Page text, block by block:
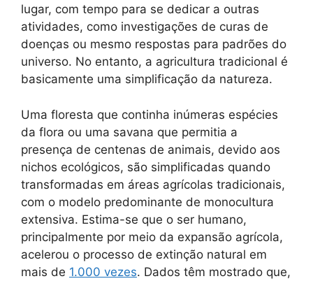
lugar, com tempo para se dedicar a outras
atividades, como investigações de curas de
doenças ou mesmo respostas para padrões do
universo. No entanto, a agricultura tradicional é
basicamente uma simplificação da natureza.
Uma floresta que continha inúmeras espécies
da flora ou uma savana que permitia a
presença de centenas de animais, devido aos
nichos ecológicos, são simplificadas quando
transformadas em áreas agrícolas tradicionais,
com o modelo predominante de monocultura
extensiva. Estima-se que o ser humano,
principalmente por meio da expansão agrícola,
acelerou o processo de extinção natural em
mais de 1.000 vezes. Dados têm mostrado que,